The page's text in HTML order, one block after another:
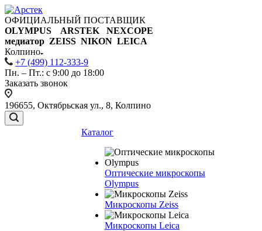
ОФИЦИАЛЬНЫЙ ПОСТАВЩИК
OLYMPUS ARSTEK NEXCOPE
медиатор ZEISS NIKON LEICA
Колпино
+7 (499) 112-333-9
Пн. – Пт.: с 9:00 до 18:00
Заказать звонок
196655, Октябрьская ул., 8, Колпино
Каталог
Оптические микроскопы
Olympus
Микроскопы Zeiss
Микроскопы Leica